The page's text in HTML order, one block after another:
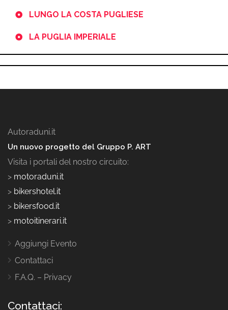
LUNGO LA COSTA PUGLIESE
LA PUGLIA IMPERIALE
Autoraduni.it
Un nuovo progetto del Gruppo P. ART
Visita i portali del nostro circuito:
> motoraduni.it
> bikershotel.it
> bikersfood.it
> motoitinerari.it
Aggiungi Evento
Contattaci
F.A.Q. – Privacy
Contattaci: